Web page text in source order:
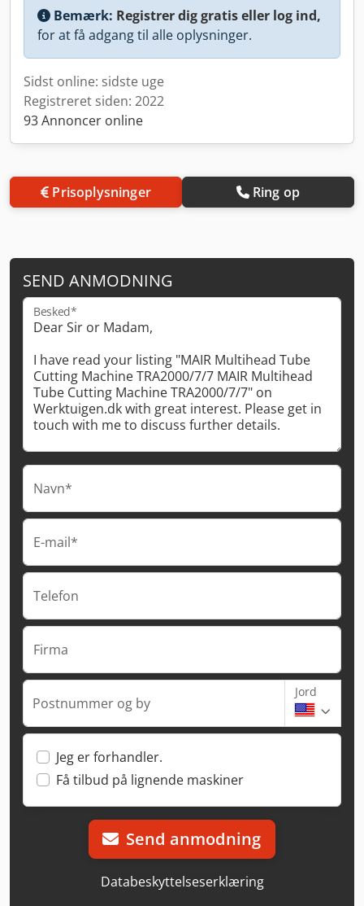
Bemærk: Registrer dig gratis eller log ind,
for at få adgang til alle oplysninger.
Sidst online: sidste uge
Registreret siden: 2022
93 Annoncer online
Prisoplysninger Ring op
SEND ANMODNING
Besked*
Navn*
E-mail*
Telefon
Firma
Postnummer og by
Jord
Jeg er forhandler.
Få tilbud på lignende maskiner
Send anmodning
Databeskyttelseserklæring